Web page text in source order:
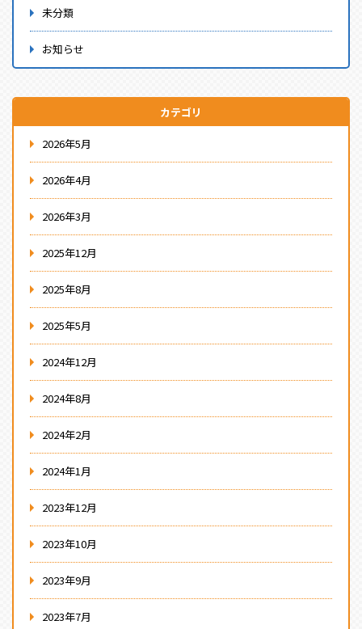
未分類
お知らせ
カテゴリ
2026年5月
2026年4月
2026年3月
2025年12月
2025年8月
2025年5月
2024年12月
2024年8月
2024年2月
2024年1月
2023年12月
2023年10月
2023年9月
2023年7月